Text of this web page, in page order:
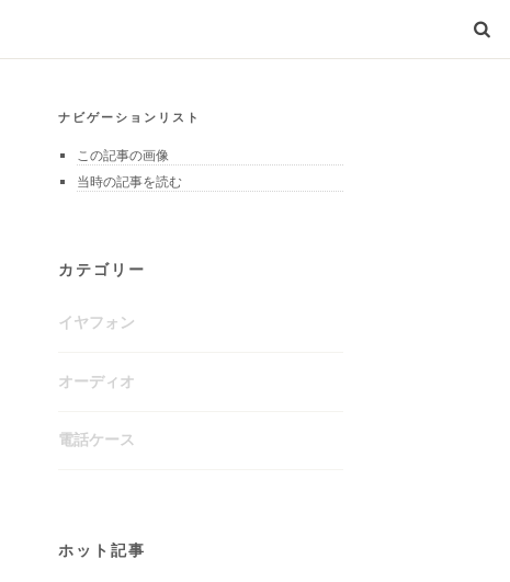
ナビゲーションリスト
この記事の画像
当時の記事を読む
カテゴリー
イヤフォン
オーディオ
電話ケース
ホット記事